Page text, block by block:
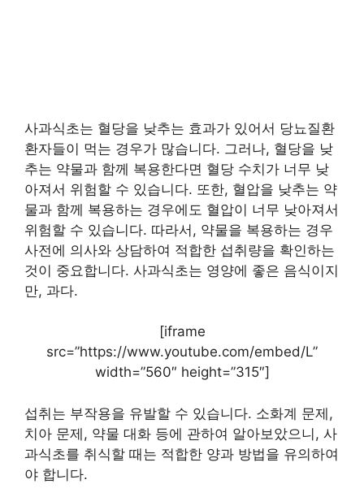
사과식초는 혈당을 낮추는 효과가 있어서 당뇨질환
환자들이 먹는 경우가 많습니다. 그러나, 혈당을 낮
추는 약물과 함께 복용한다면 혈당 수치가 너무 낮
아져서 위험할 수 있습니다. 또한, 혈압을 낮추는 약
물과 함께 복용하는 경우에도 혈압이 너무 낮아져서
위험할 수 있습니다. 따라서, 약물을 복용하는 경우
사전에 의사와 상담하여 적합한 섭취량을 확인하는
것이 중요합니다. 사과식초는 영양에 좋은 음식이지
만, 과다.
[iframe
src=”https://www.youtube.com/embed/L”
width=”560″ height=”315″]
섭취는 부작용을 유발할 수 있습니다. 소화계 문제,
치아 문제, 약물 대화 등에 관하여 알아보았으니, 사
과식초를 취식할 때는 적합한 양과 방법을 유의하여
야 합니다.